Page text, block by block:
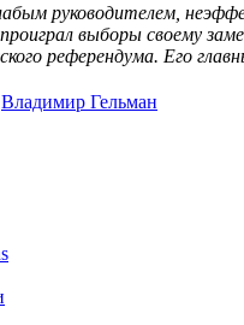
руководителем,
выборы своему
референдума. Его
Владимир Гельман